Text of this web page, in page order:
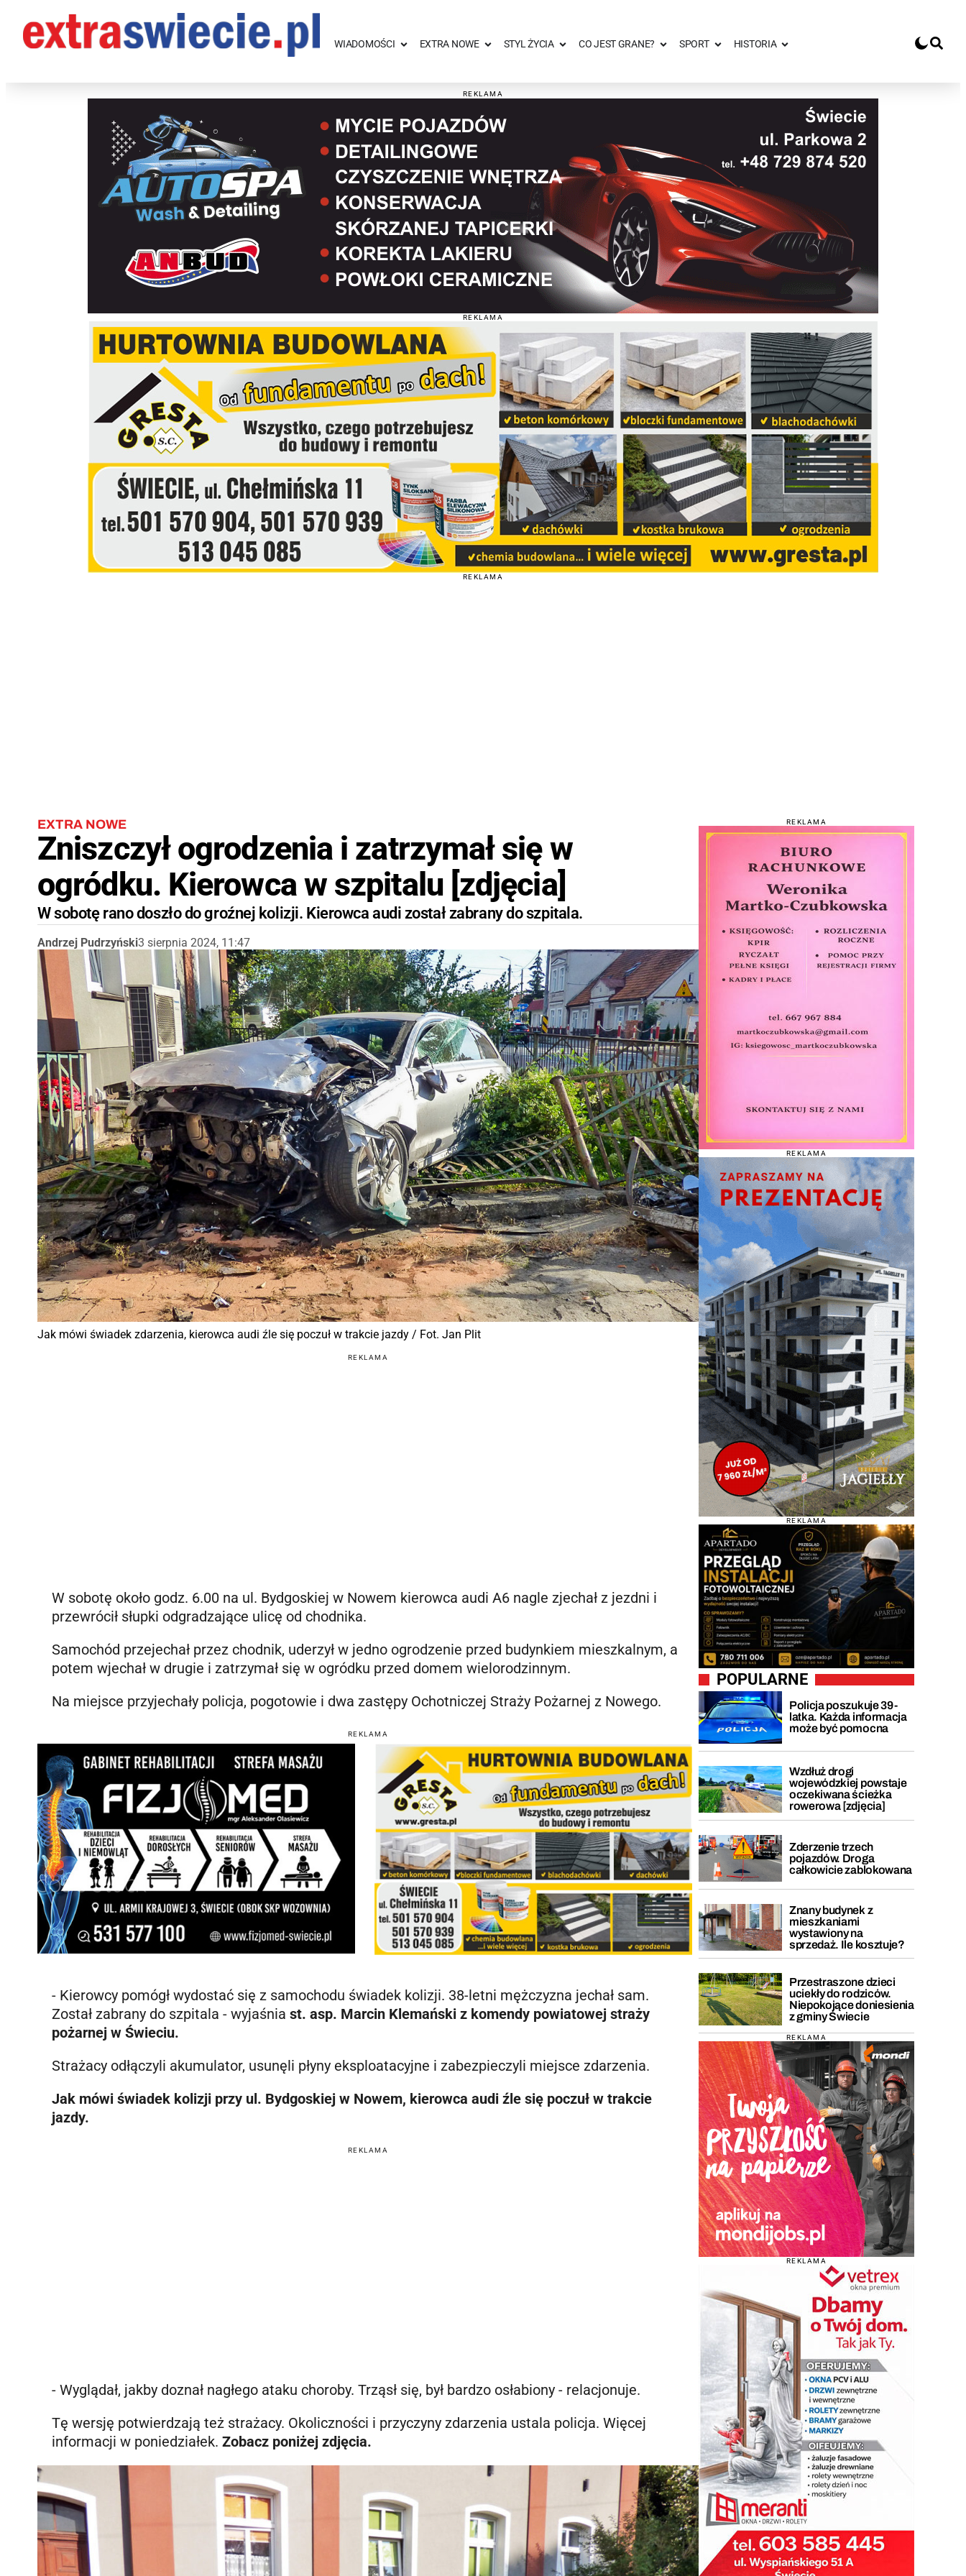
WIADOMOŚCI EXTRA NOWE STYL ŻYCIA CO JEST GRANE? SPORT HISTORIA
REKLAMA
REKLAMA
REKLAMA
EXTRA NOWE
Zniszczył ogrodzenia i zatrzymał się w
ogródku. Kierowca w szpitalu [zdjęcia]
W sobotę rano doszło do groźnej kolizji. Kierowca audi został zabrany do szpitala.
Andrzej Pudrzyński3 sierpnia 2024, 11:47
Jak mówi świadek zdarzenia, kierowca audi źle się poczuł w trakcie jazdy / Fot. Jan Plit
REKLAMA
W sobotę około godz. 6.00 na ul. Bydgoskiej w Nowem kierowca audi A6 nagle zjechał z jezdni i
przewrócił słupki odgradzające ulicę od chodnika.
Samochód przejechał przez chodnik, uderzył w jedno ogrodzenie przed budynkiem mieszkalnym, a
potem wjechał w drugie i zatrzymał się w ogródku przed domem wielorodzinnym.
Na miejsce przyjechały policja, pogotowie i dwa zastępy Ochotniczej Straży Pożarnej z Nowego.
REKLAMA
- Kierowcy pomógł wydostać się z samochodu świadek kolizji. 38-letni mężczyzna jechał sam.
Został zabrany do szpitala - wyjaśnia st. asp. Marcin Klemański z komendy powiatowej straży
pożarnej w Świeciu.
Strażacy odłączyli akumulator, usunęli płyny eksploatacyjne i zabezpieczyli miejsce zdarzenia.
Jak mówi świadek kolizji przy ul. Bydgoskiej w Nowem, kierowca audi źle się poczuł w trakcie
jazdy.
REKLAMA
- Wyglądał, jakby doznał nagłego ataku choroby. Trząsł się, był bardzo osłabiony - relacjonuje.
Tę wersję potwierdzają też strażacy. Okoliczności i przyczyny zdarzenia ustala policja. Więcej
informacji w poniedziałek. Zobacz poniżej zdjęcia.
REKLAMA
REKLAMA
REKLAMA
POPULARNE
Policja poszukuje 39-
latka. Każda informacja
może być pomocna
Wzdłuż drogi
wojewódzkiej powstaje
oczekiwana ścieżka
rowerowa [zdjęcia]
Zderzenie trzech
pojazdów. Droga
całkowicie zablokowana
Znany budynek z
mieszkaniami
wystawiony na
sprzedaż. Ile kosztuje?
Przestraszone dzieci
uciekły do rodziców.
Niepokojące doniesienia
z gminy Świecie
REKLAMA
REKLAMA